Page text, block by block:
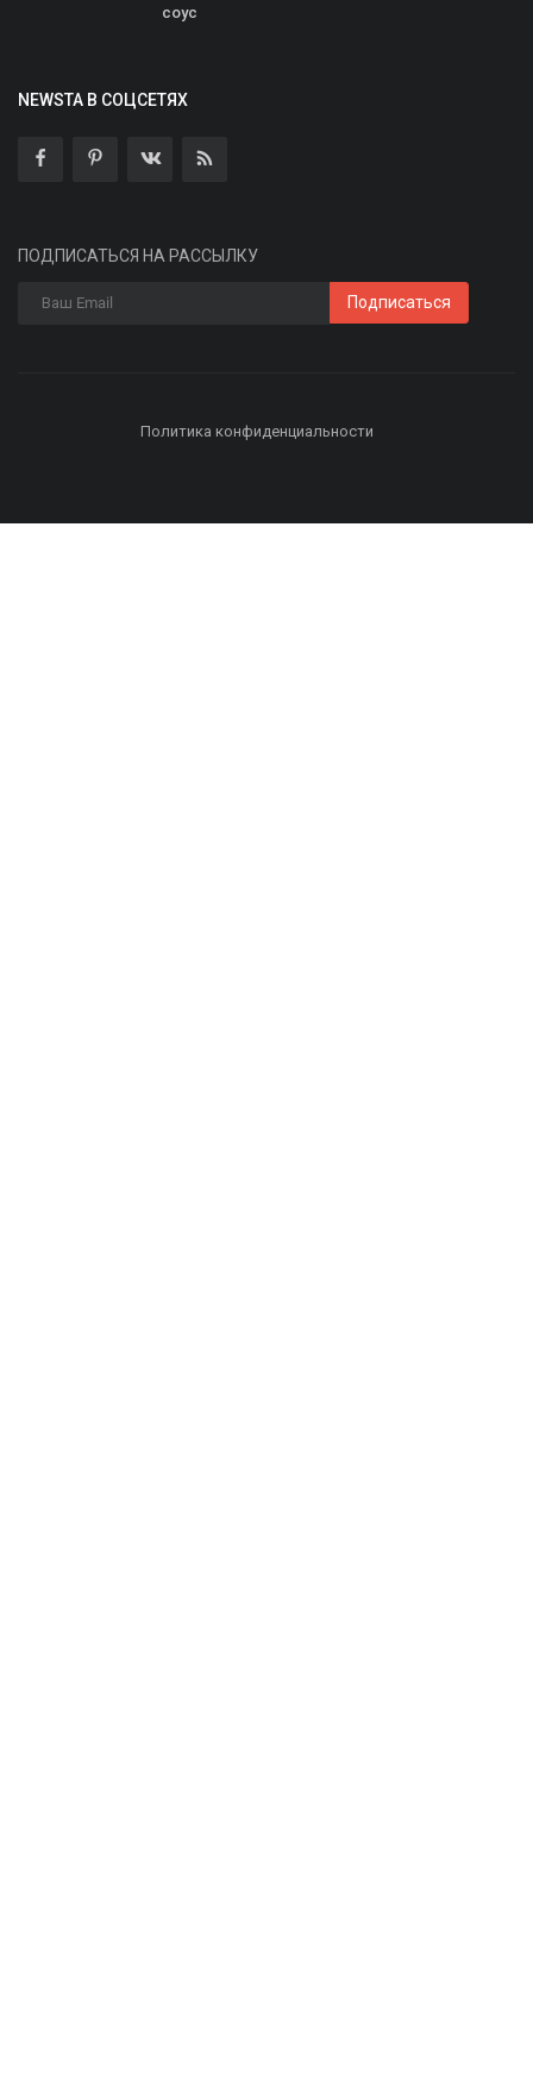
соус
NEWSTA В СОЦСЕТЯХ
ПОДПИСАТЬСЯ НА РАССЫЛКУ
Подписаться
Политика конфиденциальности